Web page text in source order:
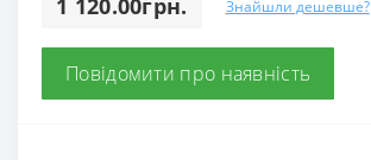
1 120.00грн. Знайшли дешевше?
Повідомити про наявність